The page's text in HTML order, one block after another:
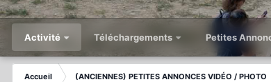
Activité Téléchargements Petites
Accueil (ANCIENNES) PETITES ANNONCES VIDÉO / PHOTO